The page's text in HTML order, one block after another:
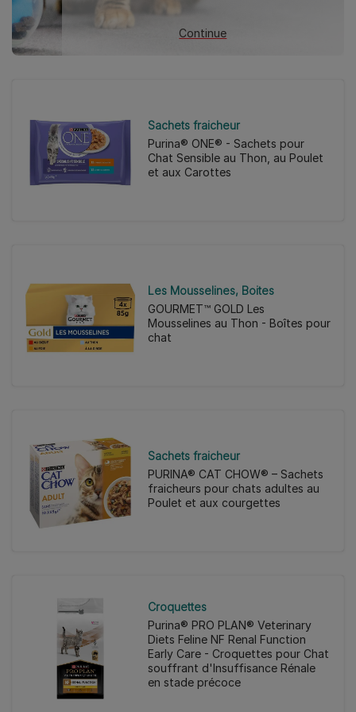
Continue
Sachets fraicheur
Purina® ONE® - Sachets pour
Chat Sensible au Thon, au Poulet
et aux Carottes
Les Mousselines Boites
GOURMET™ GOLD Les
Mousselines au Thon - Boîtes pour
chat
Sachets fraicheur
PURINA® CAT CHOW® – Sachets
fraicheurs pour chats adultes au
Poulet et aux courgettes
Croquettes
Purina® PRO PLAN® Veterinary
Diets Feline NF Renal Function
Early Care - Croquettes pour Chat
souffrant d'Insuffisance Rénale
en stade précoce